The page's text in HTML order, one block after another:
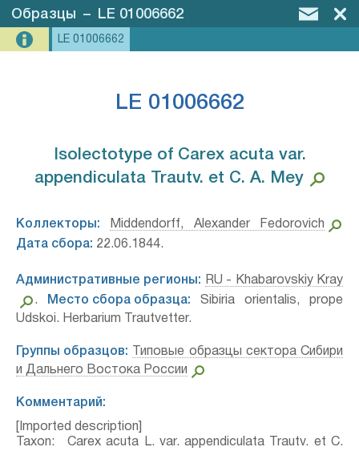
Образцы – LE 01006662
LE 01006662
LE 01006662
Isolectotype of Carex acuta var.
appendiculata Trautv. et C. A. Mey⁣
Коллекторы:
Middendorff, Alexander Fedorovich
Дата сбора: 22.06.1844.
Административные регионы:
RU - Khabarovskiy Kray
.
Место сбора образца: Sibiria orientalis, prope
Udskoi. Herbarium Trautvetter.
Группы образцов:
Типовые образцы сектора Сибири
и Дальнего Востока России
Комментарий:
[Imported description]
Taxon: Carex acuta L. var. appendiculata Trautv. et C.